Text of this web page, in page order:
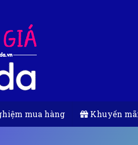
mua hàng Khuyến